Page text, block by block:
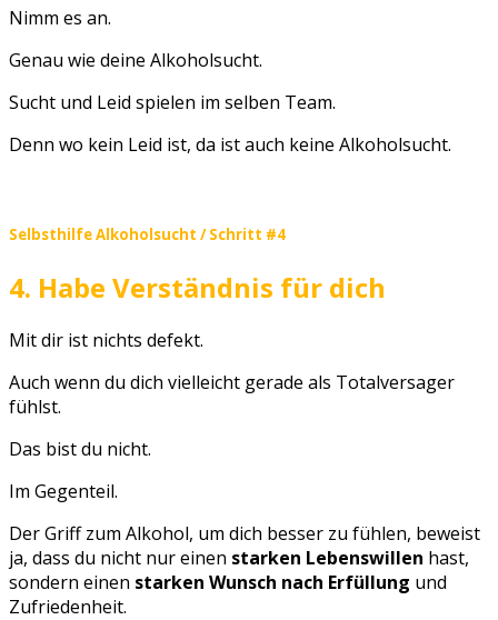
Nimm es an.
Genau wie deine Alkoholsucht.
Sucht und Leid spielen im selben Team.
Denn wo kein Leid ist, da ist auch keine Alkoholsucht.
Selbsthilfe Alkoholsucht / Schritt #4
4. Habe Verständnis für dich
Mit dir ist nichts defekt.
Auch wenn du dich vielleicht gerade als Totalversager
fühlst.
Das bist du nicht.
Im Gegenteil.
Der Griff zum Alkohol, um dich besser zu fühlen, beweist
ja, dass du nicht nur einen starken Lebenswillen hast,
sondern einen starken Wunsch nach Erfüllung und
Zufriedenheit.